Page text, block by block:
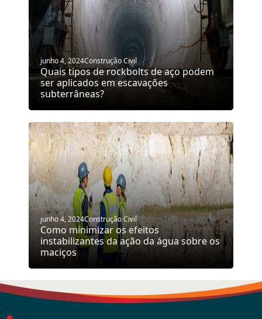
junho 4, 2024Construção Civil
Quais tipos de rockbolts de aço podem
ser aplicados em escavações
subterrâneas?
junho 4, 2024Construção Civil
Como minimizar os efeitos
instabilizantes da ação da água sobre os
maciços